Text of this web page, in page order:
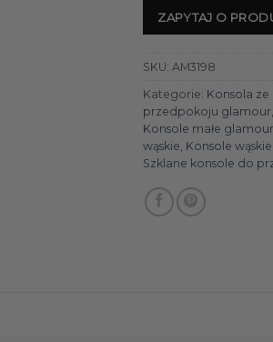
ZAPYTAJ O
SKU: AM3198
Kategorie: Konsola
przedpokoju glamour
Konsole małe glamour
wąskie Konsole
Szklane konsole do